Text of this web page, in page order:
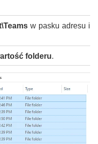
w pasku adresu i
folderu.